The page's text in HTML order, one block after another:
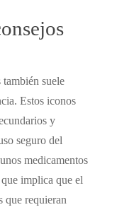
también suele
Estos iconos
y
seguro del
medicamentos
implica que el
que requieran